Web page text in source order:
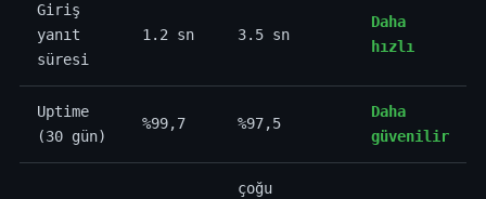
Giriş
yanıt
süresi
1.2 sn 3.5 sn
Daha
hızlı
Uptime
(30 gün)
%99,7 %97,5
Daha
güvenilir
çoğu